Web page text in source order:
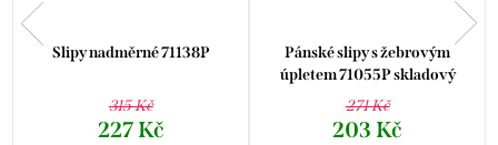
Slipy nadměrné 71138P
315 Kč
227 Kč
Pánské slipy s žebrovým
úpletem 71055P skladový
doprodej
271 Kč
203 Kč